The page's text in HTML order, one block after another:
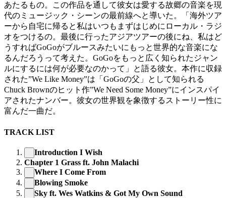
あたるもの。この作品を通して彼女は愛する故郷の音楽を現
代のミュージック・シーンの最前線へと導いた。「海外ツア
ーから自宅に帰ると私はいつもまずはじめにローカル・ラジ
オをつけるの。最後に行ったアジアツアーの後にね、私はど
うすればGoGoがブルースみたいにもっと世界的な音楽にな
るんだろうって考えた。GoGoをもっと広く知られたジャン
ルにするには何が必要なのかって」と語る彼女。本作に収録
された”We Like Money”は「GoGoの父」として知られる
Chuck Brownのヒット作”We Need Some Money”にインスパイ
アされたナンバー。彼女の世界観を象徴するストーリー性に
富んだ一曲だ。
TRACK LIST
Introduction I Wish
Chapter 1 Grass ft. John Malachi
Where I Come From
Blowing Smoke
Sky ft. Wes Watkins & Got My Own Sound